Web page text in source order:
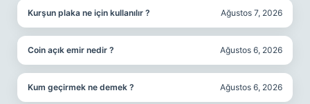
Kurşun plaka ne için kullanılır ? Ağustos 7, 2026
Coin açık emir nedir ? Ağustos 6, 2026
Kum geçirmek ne demek ? Ağustos 6, 2026